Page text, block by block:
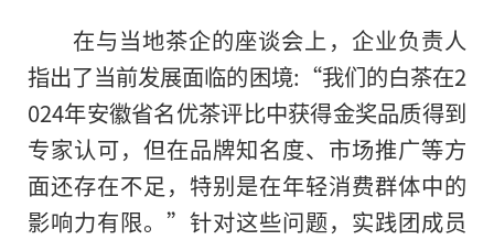
在与当地茶企的座谈会上，企业负责人
指出了当前发展面临的困境:“我们的白茶在2
024年安徽省名优茶评比中获得金奖品质得到
专家认可，但在品牌知名度、市场推广等方
面还存在不足，特别是在年轻消费群体中的
影响力有限。”针对这些问题，实践团成员